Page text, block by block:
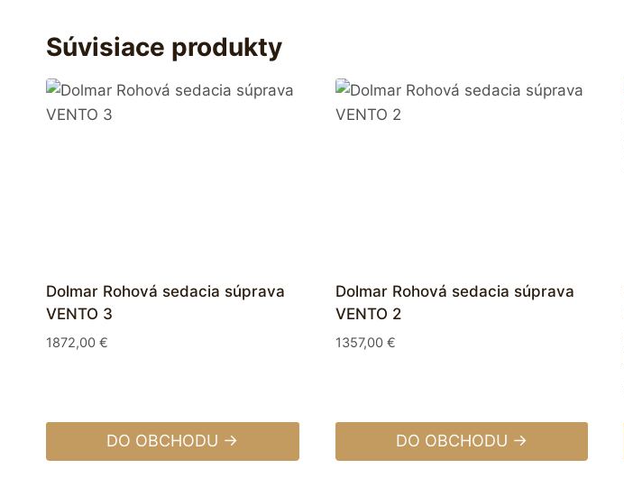
Súvisiace produkty
Dolmar Rohová sedacia súprava
VENTO 3
1872,00 €
DO OBCHODU →
Dolmar Rohová sedacia súprava
VENTO 2
1357,00 €
DO OBCHODU →